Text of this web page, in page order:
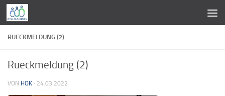
Zum Inhalt springen
RUECKMELDUNG (2)
Rueckmeldung (2)
VON HOK · 24.03.2022